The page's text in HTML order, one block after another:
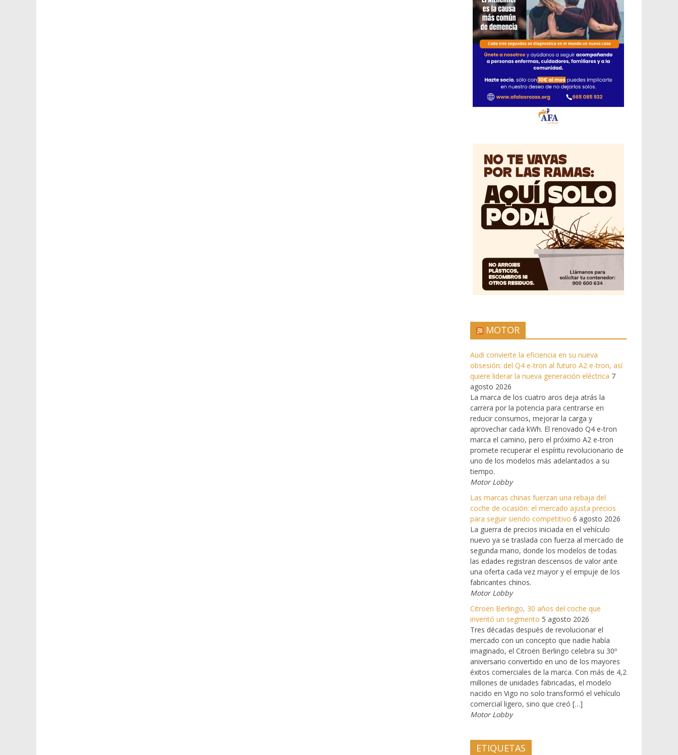
MOTOR
Audi convierte la eficiencia en su nueva
obsesión: del Q4 e-tron al futuro A2 e-tron, así
quiere liderar la nueva generación eléctrica 7
agosto 2026
La marca de los cuatro aros deja atrás la
carrera por la potencia para centrarse en
reducir consumos, mejorar la carga y
aprovechar cada kWh. El renovado Q4 e-tron
marca el camino, pero el próximo A2 e-tron
promete recuperar el espíritu revolucionario de
uno de los modelos más adelantados a su
tiempo.
Motor Lobby
Las marcas chinas fuerzan una rebaja del
coche de ocasión: el mercado ajusta precios
para seguir siendo competitivo 6 agosto 2026
La guerra de precios iniciada en el vehículo
nuevo ya se traslada con fuerza al mercado de
segunda mano, donde los modelos de todas
las edades registran descensos de valor ante
una oferta cada vez mayor y el empuje de los
fabricantes chinos.
Motor Lobby
Citroën Berlingo, 30 años del coche que
inventó un segmento 5 agosto 2026
Tres décadas después de revolucionar el
mercado con un concepto que nadie había
imaginado, el Citroën Berlingo celebra su 30º
aniversario convertido en uno de los mayores
éxitos comerciales de la marca. Con más de 4,2
millones de unidades fabricadas, el modelo
nacido en Vigo no solo transformó el vehículo
comercial ligero, sino que creó […]
Motor Lobby
ETIQUETAS